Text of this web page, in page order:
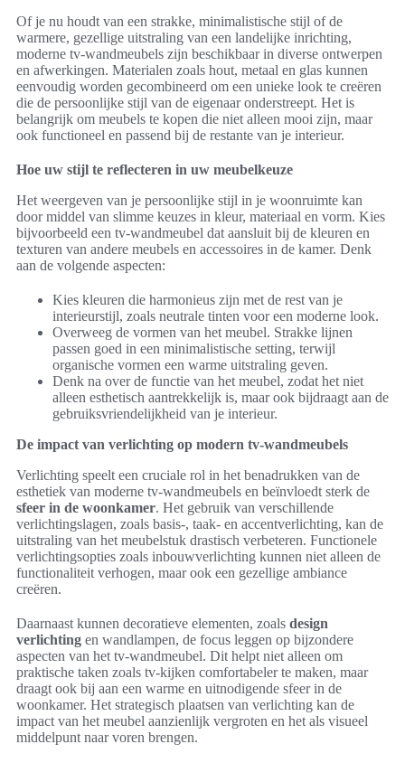
Of je nu houdt van een strakke, minimalistische stijl of de
warmere, gezellige uitstraling van een landelijke inrichting,
moderne tv-wandmeubels zijn beschikbaar in diverse ontwerpen
en afwerkingen. Materialen zoals hout, metaal en glas kunnen
eenvoudig worden gecombineerd om een unieke look te creëren
die de persoonlijke stijl van de eigenaar onderstreept. Het is
belangrijk om meubels te kopen die niet alleen mooi zijn, maar
ook functioneel en passend bij de restante van je interieur.
Hoe uw stijl te reflecteren in uw meubelkeuze
Het weergeven van je persoonlijke stijl in je woonruimte kan
door middel van slimme keuzes in kleur, materiaal en vorm. Kies
bijvoorbeeld een tv-wandmeubel dat aansluit bij de kleuren en
texturen van andere meubels en accessoires in de kamer. Denk
aan de volgende aspecten:
Kies kleuren die harmonieus zijn met de rest van je
interieurstijl, zoals neutrale tinten voor een moderne look.
Overweeg de vormen van het meubel. Strakke lijnen
passen goed in een minimalistische setting, terwijl
organische vormen een warme uitstraling geven.
Denk na over de functie van het meubel, zodat het niet
alleen esthetisch aantrekkelijk is, maar ook bijdraagt aan de
gebruiksvriendelijkheid van je interieur.
De impact van verlichting op modern tv-wandmeubels
Verlichting speelt een cruciale rol in het benadrukken van de
esthetiek van moderne tv-wandmeubels en beïnvloedt sterk de
sfeer in de woonkamer. Het gebruik van verschillende
verlichtingslagen, zoals basis-, taak- en accentverlichting, kan de
uitstraling van het meubelstuk drastisch verbeteren. Functionele
verlichtingsopties zoals inbouwverlichting kunnen niet alleen de
functionaliteit verhogen, maar ook een gezellige ambiance
creëren.
Daarnaast kunnen decoratieve elementen, zoals design
verlichting en wandlampen, de focus leggen op bijzondere
aspecten van het tv-wandmeubel. Dit helpt niet alleen om
praktische taken zoals tv-kijken comfortabeler te maken, maar
draagt ook bij aan een warme en uitnodigende sfeer in de
woonkamer. Het strategisch plaatsen van verlichting kan de
impact van het meubel aanzienlijk vergroten en het als visueel
middelpunt naar voren brengen.